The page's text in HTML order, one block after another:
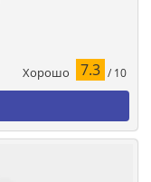
Хорошо 7.3 / 10